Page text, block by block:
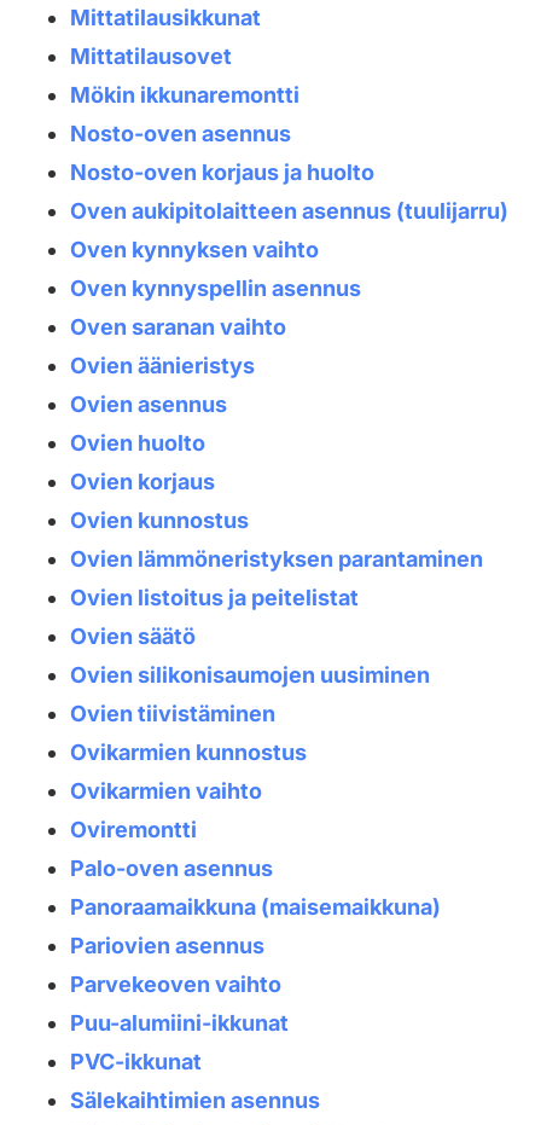
Mittatilausikkunat
Mittatilausovet
Mökin ikkunaremontti
Nosto-oven asennus
Nosto-oven korjaus ja huolto
Oven aukipitolaitteen asennus (tuulijarru)
Oven kynnyksen vaihto
Oven kynnyspellin asennus
Oven saranan vaihto
Ovien äänieristys
Ovien asennus
Ovien huolto
Ovien korjaus
Ovien kunnostus
Ovien lämmöneristyksen parantaminen
Ovien listoitus ja peitelistat
Ovien säätö
Ovien silikonisaumojen uusiminen
Ovien tiivistäminen
Ovikarmien kunnostus
Ovikarmien vaihto
Oviremontti
Palo-oven asennus
Panoraamaikkuna (maisemaikkuna)
Pariovien asennus
Parvekeoven vaihto
Puu-alumiini-ikkunat
PVC-ikkunat
Sälekaihtimien asennus